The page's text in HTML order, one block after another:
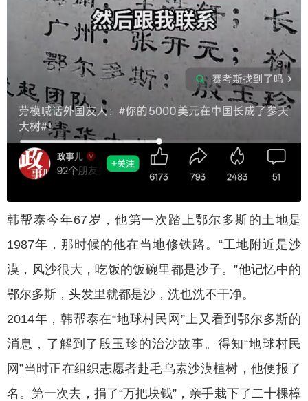
韩帮泰今年67岁，他第一次踏上鄂尔多斯的土地是
1987年，那时候的他在当地修铁路。“工地附近是沙
漠，风沙很大，吃饭的饭碗里都是沙子。”他记忆中的
鄂尔多斯，头发里就都是沙，洗也洗不干净。
2014年，韩帮泰在“地球村民网”上又看到鄂尔多斯的
消息，了解到了殷玉珍的治沙故事。得知“地球村民
网”当时正在组织志愿者赴毛乌素沙漠植树，他便报了
名。第一次去，捐了“万把块钱”，亲手栽下了二十棵樟